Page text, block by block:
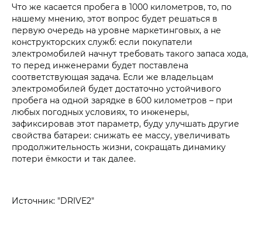
Что же касается пробега в 1000 километров, то, по
нашему мнению, этот вопрос будет решаться в
первую очередь на уровне маркетинговых, а не
конструкторских служб: если покупатели
электромобилей начнут требовать такого запаса хода,
то перед инженерами будет поставлена
соответствующая задача. Если же владельцам
электромобилей будет достаточно устойчивого
пробега на одной зарядке в 600 километров – при
любых погодных условиях, то инженеры,
зафиксировав этот параметр, буду улучшать другие
свойства батареи: снижать ее массу, увеличивать
продолжительность жизни, сокращать динамику
потери ёмкости и так далее.
Источник: "DRIVE2"